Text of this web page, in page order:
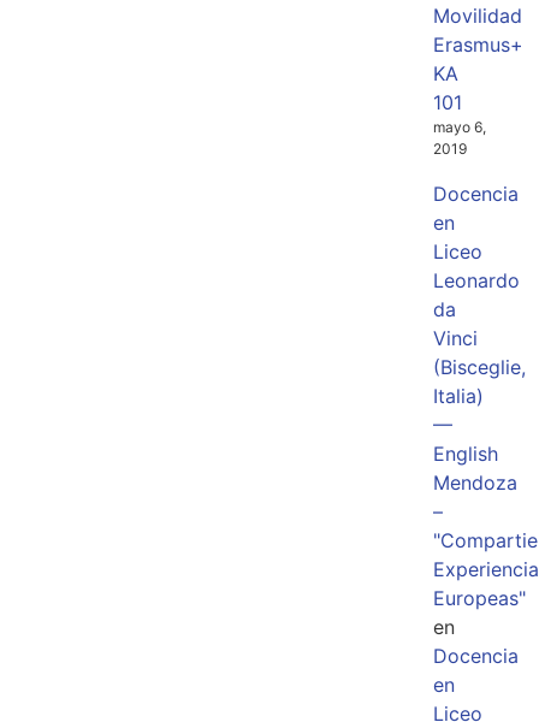
Movilidad
Erasmus+
KA
101
mayo 6,
2019
Docencia
en
Liceo
Leonardo
da
Vinci
(Bisceglie,
Italia)
—
English
Mendoza
–
Europeas"
en
Docencia
en
Liceo